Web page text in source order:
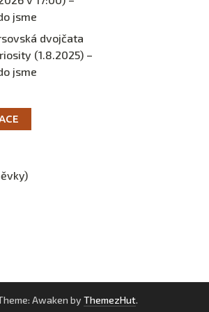
jsme
dvojčata
(1.8.2025) –
jsme
Awaken by ThemezHut.